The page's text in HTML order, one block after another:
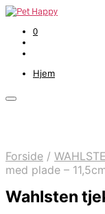
0
Hjem
Forside /
med plade –
Wahlsten